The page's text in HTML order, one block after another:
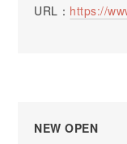
URL： https://
NEW OPEN